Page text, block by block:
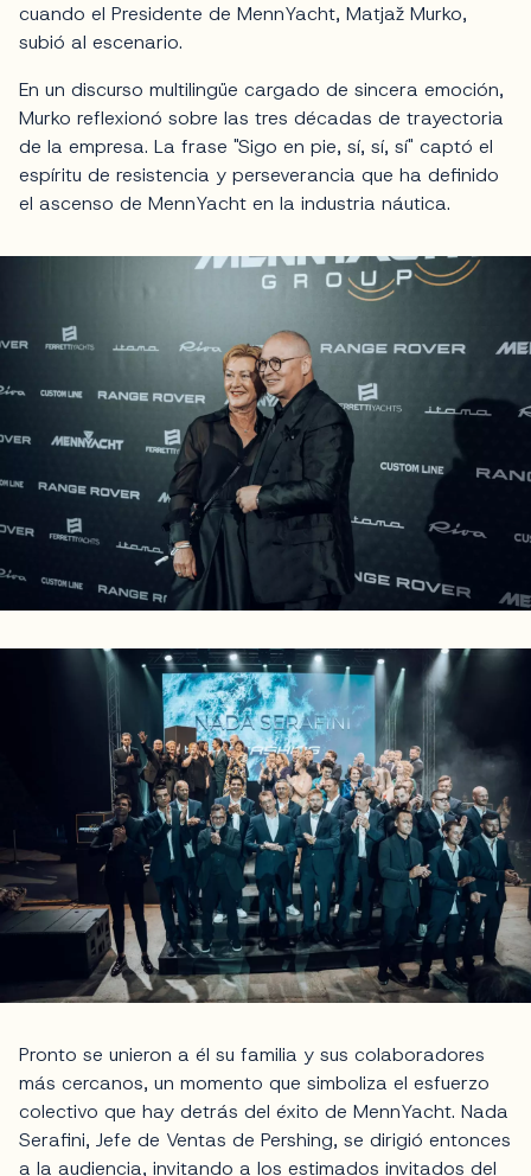
cuando el Presidente de MennYacht, Matjaž Murko,
subió al escenario.
En un discurso multilingüe cargado de sincera emoción,
Murko reflexionó sobre las tres décadas de trayectoria
de la empresa. La frase "Sigo en pie, sí, sí, sí" captó el
espíritu de resistencia y perseverancia que ha definido
el ascenso de MennYacht en la industria náutica.
Pronto se unieron a él su familia y sus colaboradores
más cercanos, un momento que simboliza el esfuerzo
colectivo que hay detrás del éxito de MennYacht. Nada
Serafini, Jefe de Ventas de Pershing, se dirigió entonces
a la audiencia, invitando a los estimados invitados del